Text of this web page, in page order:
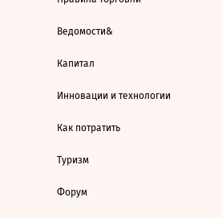
Ведомости&
Капитал
Инновации и технологии
Как потратить
Туризм
Форум